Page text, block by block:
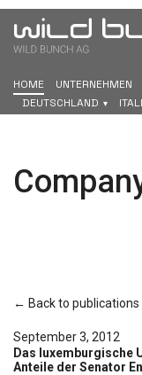
HOME UNTERNEHMEN
DEUTSCHLAND
← Back to publications
September 3, 2012
Das luxemburgische
Anteile der Senator